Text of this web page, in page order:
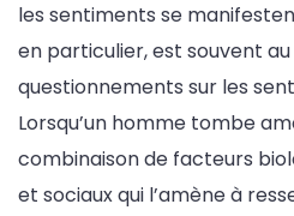
les sentiments se
en particulier, est souvent
questionnements sur les
Lorsqu’un homme tombe
combinaison de facteurs
et sociaux qui l’amène à